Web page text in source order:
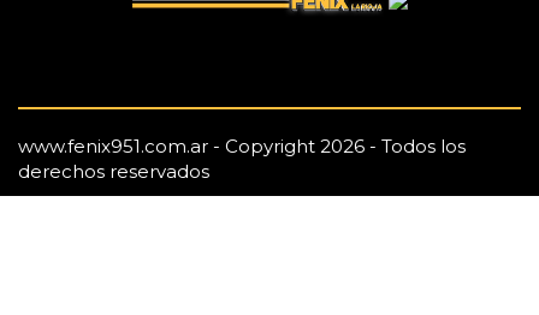
www.fenix951.com.ar - Copyright 2026 - Todos los
derechos reservados